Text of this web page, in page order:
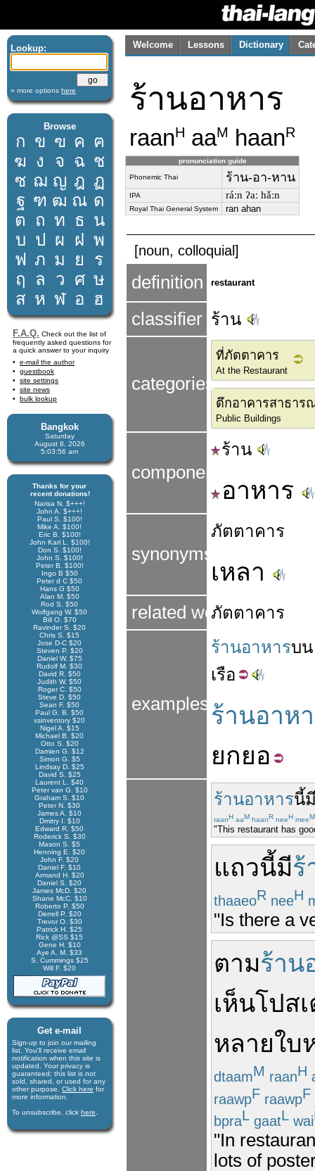
Lookup:
» more options here
Browse
ก ข ฃ ค ฅ
ฆ ง จ ฉ ช
ซ ฌ ญ ฎ ฏ
ฐ ฑ ฒ ณ ด
ต ถ ท ธ น
บ ป ผ ฝ พ
ฟ ภ ม ย
ร
ฤ
ล ว ศ ษ
ส ห ฬ อ ฮ
F.A.Q. Check out the list of
frequently asked questions for
a quick answer to your inquiry
e-mail the author
guestbook
site settings
site news
bulk lookup
Bangkok
Saturday
August 8, 2026
5:03:57 am
Thanks for your
recent donations!
Narisa N. $+++!
John A. $+++!
Paul S. $100!
Mike A. $100!
Eric B. $100!
John Karl L. $100!
Don S. $100!
John S. $100!
Peter B. $100!
Ingo B $50
Peter d C $50
Hans G $50
Alan M. $50
Rod S. $50
Wolfgang W. $50
Bill O. $70
Ravinder S. $20
Chris S. $15
Jose D-C $20
Steven P. $20
Daniel W. $75
Rudolf M. $30
David R. $50
Judith W. $50
Roger C. $50
Steve D. $50
Sean F. $50
Paul G. B. $50
xsinventory $20
Nigel A. $15
Michael B. $20
Otto S. $20
Damien G. $12
Simon G. $5
Lindsay D. $25
David S. $25
Laurent L. $40
Peter van G. $10
Graham S. $10
Peter N. $30
James A. $10
Dmitry I. $10
Edward R. $50
Roderick S. $30
Mason S. $5
Henning E. $20
John F. $20
Daniel F. $10
Armand H. $20
Daniel S. $20
James McD. $20
Shane McC. $10
Roberto P. $50
Derrell P. $20
Trevor O. $30
Patrick H. $25
Rick @SS $15
Gene H. $10
Aye A. M. $33
S. Cummings $25
Will F. $20
Get e-mail
Sign-up to join our mail­ing
list. You'll receive e­mail
notification when this site is
updated. Your privacy is
guaran­teed; this list is not
sold, shared, or used for any
other purpose. Click here for
more infor­mation.
To unsubscribe, click here
Welcome Lessons Dictionary
ร้านอาหาร
raanH aaM haanR
pronunciation guide
Phonemic Thai ร้าน-อา-หาน
IPA ráːn ʔaː hǎːn
Royal Thai General System ran ahan
[noun, colloquial]
definition restaurant
classifier ร้าน
categories
ที่ภัตตาคาร
At the Restaurant
ตึกอาคารสาธาร
Public Buildings
components
ร้าน
อาหาร
synonyms
ภัตตาคาร
เหลา
related wordภัตตาคาร
examples
ร้านอาหารบน
เรือ
ร้านอาห
ยกยอ
ร้านอาหารนี้
raanH aaM haanR neeH meeM
"This restaurant has
แถวนี้มีร้
thaaeoR neeH
"Is there a
ตามร้าน
เห็นโปส
หลายใบ
dtaamM raanH
raawpF raawpF
bpraL gaatL wai
"In
lots of